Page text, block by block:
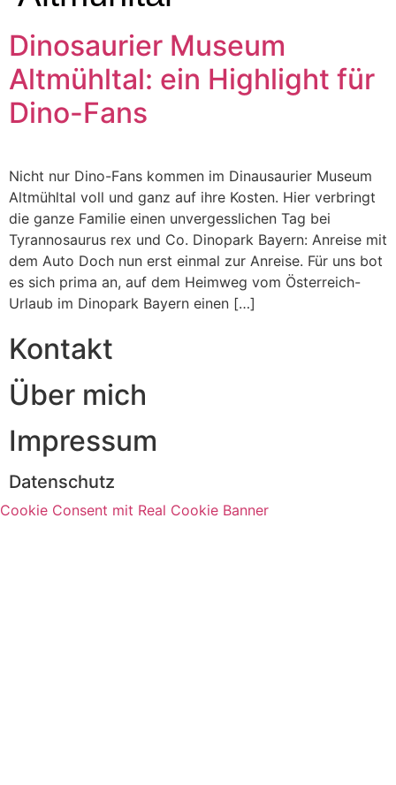
Dinosaurier Museum
Altmühltal: ein Highlight für
Dino-Fans
Nicht nur Dino-Fans kommen im Dinausaurier Museum
Altmühltal voll und ganz auf ihre Kosten. Hier verbringt
die ganze Familie einen unvergesslichen Tag bei
Tyrannosaurus rex und Co. Dinopark Bayern: Anreise mit
dem Auto Doch nun erst einmal zur Anreise. Für uns bot
es sich prima an, auf dem Heimweg vom Österreich-
Urlaub im Dinopark Bayern einen […]
Kontakt
Über mich
Impressum
Datenschutz
Cookie Consent mit Real Cookie Banner